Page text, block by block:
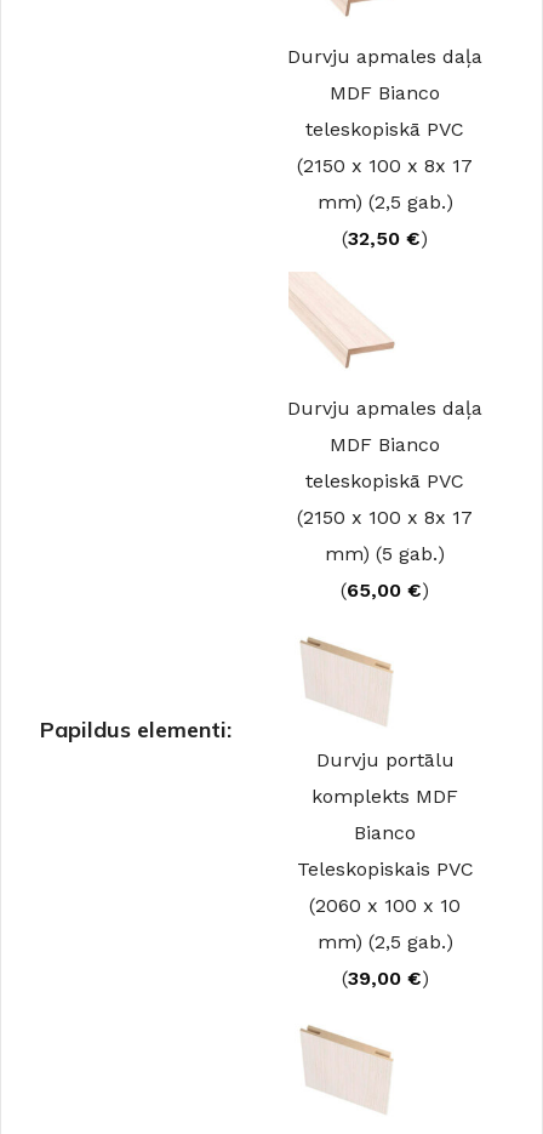
Papildus elementi:
Durvju apmales daļa
MDF Bianco
teleskopiskā PVC
(2150 x 100 x 8x 17
mm) (2,5 gab.)
(32,50 €)
Durvju apmales daļa
MDF Bianco
teleskopiskā PVC
(2150 x 100 x 8x 17
mm) (5 gab.)
(65,00 €)
Durvju portālu
komplekts MDF
Bianco
Teleskopiskais PVC
(2060 x 100 x 10
mm) (2,5 gab.)
(39,00 €)